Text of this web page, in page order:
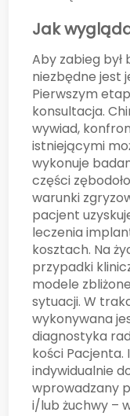
Jak
Aby zabieg był
niezbędne jest
Pierwszym
konsultacja.
wywiad,
istniejącymi
wykonuje
części
warunki
pacjent
leczenia
kosztach. Na
przypadki
modele
sytuacji. W
wykonywana
diagnostyka
kości
indywidualnie
wprowadzany
i/lub żuchwy –